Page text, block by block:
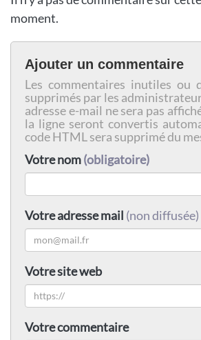
moment.
Ajouter un commentaire
Les commentaires inutiles ou
supprimés par les
adresse e-mail ne sera pas
la ligne seront convertis
code HTML sera supprimé du
Votre nom(obligatoire)
Votre adresse mail (non diffusée)
Votre site web
Votre commentaire